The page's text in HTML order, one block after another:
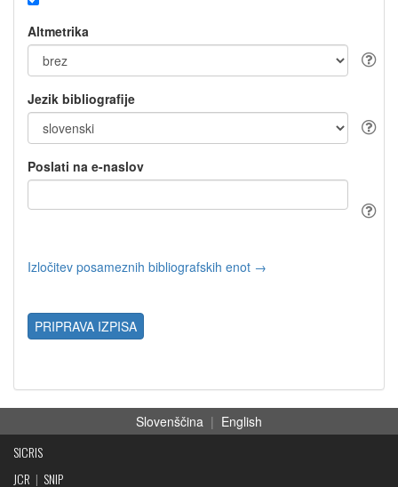
Altmetrika
Jezik bibliografije
Poslati na e-naslov
Izločitev posameznih bibliografskih enot →
PRIPRAVA IZPISA
Slovenščina | English
SICRIS
JCR | SNIP